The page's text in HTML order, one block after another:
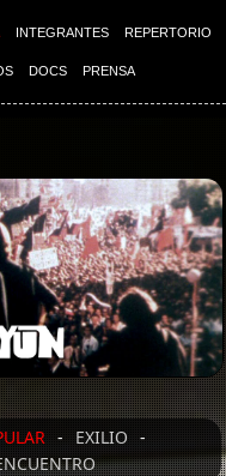
INTEGRANTES REPERTORIO
DOCS PRENSA
- EXILIO -